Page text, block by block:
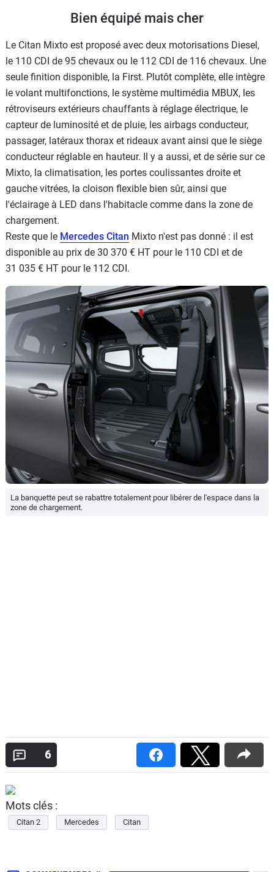
Bien équipé mais cher
Le Citan Mixto est proposé avec deux motorisations Diesel,
le 110 CDI de 95 chevaux ou le 112 CDI de 116 chevaux. Une
seule finition disponible, la First. Plutôt complète, elle intègre
le volant multifonctions, le système multimédia MBUX, les
rétroviseurs extérieurs chauffants à réglage électrique, le
capteur de luminosité et de pluie, les airbags conducteur,
passager, latéraux thorax et rideaux avant ainsi que le siège
conducteur réglable en hauteur. Il y a aussi, et de série sur ce
Mixto, la climatisation, les portes coulissantes droite et
gauche vitrées, la cloison flexible bien sûr, ainsi que
l'éclairage à LED dans l'habitacle comme dans la zone de
chargement.
Reste que le Mercedes Citan Mixto n'est pas donné : il est
disponible au prix de 30 370 € HT pour le 110 CDI et de
31 035 € HT pour le 112 CDI.
La banquette peut se rabattre totalement pour libérer de l'espace dans la
zone de chargement.
6
Mots clés :
Citan 2 Mercedes Citan